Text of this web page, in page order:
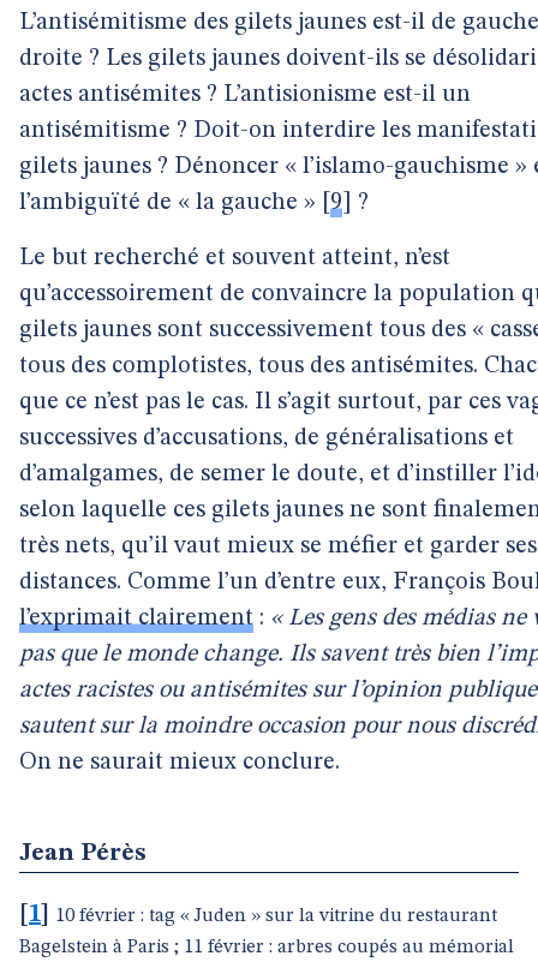
L’antisémitisme des gilets jaunes est-il de
droite ? Les gilets jaunes doivent-ils se
actes antisémites ? L’antisionisme est-il un
antisémitisme ? Doit-on interdire les
gilets jaunes ? Dénoncer « l’islamo-gauchisme »
l’ambiguïté de « la gauche »
9 ?
Le but recherché et souvent atteint, n’est
qu’accessoirement de convaincre la population
gilets jaunes sont successivement tous des «
tous des complotistes, tous des antisémites.
que ce n’est pas le cas. Il s’agit surtout, par ces
successives d’accusations, de généralisations et
d’amalgames, de semer le doute, et d’instiller
selon laquelle ces gilets jaunes ne sont
très nets, qu’il vaut mieux se méfier et garder ses
distances. Comme l’un d’entre eux, François
l’exprimait clairement : « Les gens des médias ne
pas que le monde change. Ils savent très bien
actes racistes ou antisémites sur l’opinion
sautent sur la moindre occasion pour nous
On ne saurait mieux conclure.
Jean Pérès
1
10 février : tag « Juden » sur la vitrine du restaurant
Bagelstein à Paris ; 11 février : arbres coupés au mémorial